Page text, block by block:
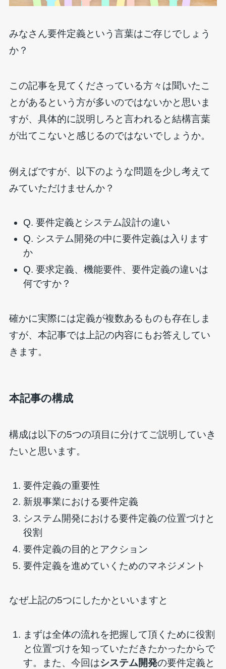
みなさん要件定義という言葉はご存じでしょう
か？
この記事を見てくださっている方々は聞いたこ
とがあるという方が多いのではないかと思いま
すが、具体的に説明しろと言われると結構言葉
が出てこないと感じるのではないでしょうか。
例えばですが、以下のような問題を少し考えて
みていただけませんか？
Q. 要件定義とシステム設計の違い
Q. システム開発の中に要件定義は入ります
か
Q. 要求定義、機能要件、要件定義の違いは
何ですか？
確かに実際には定義が複数あるものも存在しま
すが、本記事では上記の内容にもお答えしてい
きます。
本記事の構成
構成は以下の5つの項目に分けてご説明していき
たいと思います。
要件定義の重要性
新規事業における要件定義
システム開発における要件定義の位置づけと
役割
要件定義の目的とアクション
要件定義を進めていくためのマネジメント
なぜ上記の5つにしたかといいますと
まずは全体の流れを把握して頂くために役割
と位置づけを知っていただきたかったからで
す。また、今回はシステム開発の要件定義と